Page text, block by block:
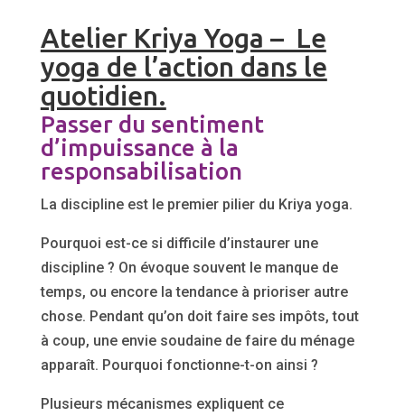
Atelier Kriya Yoga – Le
yoga de l’action dans le
quotidien.
Passer du sentiment
d’impuissance à la
responsabilisation
La discipline est le premier pilier du Kriya yoga.
Pourquoi est-ce si difficile d’instaurer une
discipline ? On évoque souvent le manque de
temps, ou encore la tendance à prioriser autre
chose. Pendant qu’on doit faire ses impôts, tout
à coup, une envie soudaine de faire du ménage
apparaît. Pourquoi fonctionne-t-on ainsi ?
Plusieurs mécanismes expliquent ce